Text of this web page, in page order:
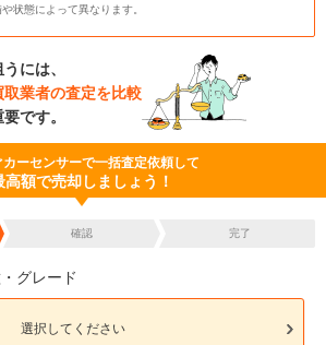
状態によって異なります。
には、
取業者の査定を比較
です。
カーセンサーで一括査定依頼して
高額で売却しましょう！
確認 完了
グレード
選択してください